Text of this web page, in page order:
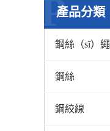
產品分類
P
鋼絲（sī）繩
鋼絲
鋼絞線